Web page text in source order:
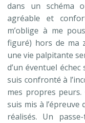
dans un schéma
agréable et
m’oblige à me
figuré) hors de ma
une vie palpitante
d’un éventuel
suis confronté à
mes propres peurs.
suis mis à
réalisés. Un